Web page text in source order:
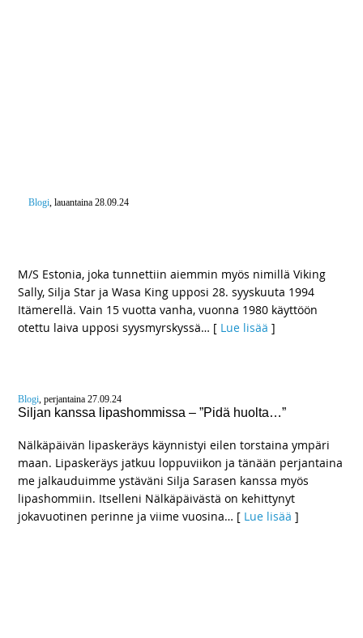
Blogi, lauantaina 28.09.24
M/S Estonia, joka tunnettiin aiemmin myös nimillä Viking
Sally, Silja Star ja Wasa King upposi 28. syyskuuta 1994
Itämerellä. Vain 15 vuotta vanha, vuonna 1980 käyttöön
otettu laiva upposi syysmyrskyssä… [ Lue lisää ]
Blogi, perjantaina 27.09.24
Siljan kanssa lipashommissa – ”Pidä huolta…”
Nälkäpäivän lipaskeräys käynnistyi eilen torstaina ympäri
maan. Lipaskeräys jatkuu loppuviikon ja tänään perjantaina
me jalkauduimme ystäväni Silja Sarasen kanssa myös
lipashommiin. Itselleni Nälkäpäivästä on kehittynyt
jokavuotinen perinne ja viime vuosina… [ Lue lisää ]